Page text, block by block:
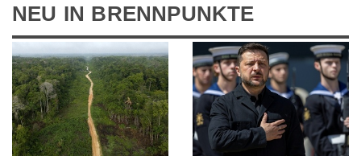
NEU IN BRENNPUNKTE